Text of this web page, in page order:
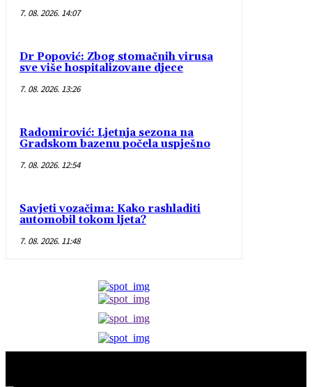
7. 08. 2026. 14:07
Dr Popović: Zbog stomačnih virusa
sve više hospitalizovane djece
7. 08. 2026. 13:26
Radomirović: Ljetnja sezona na
Gradskom bazenu počela uspješno
7. 08. 2026. 12:54
Savjeti vozačima: Kako rashladiti
automobil tokom ljeta?
7. 08. 2026. 11:48